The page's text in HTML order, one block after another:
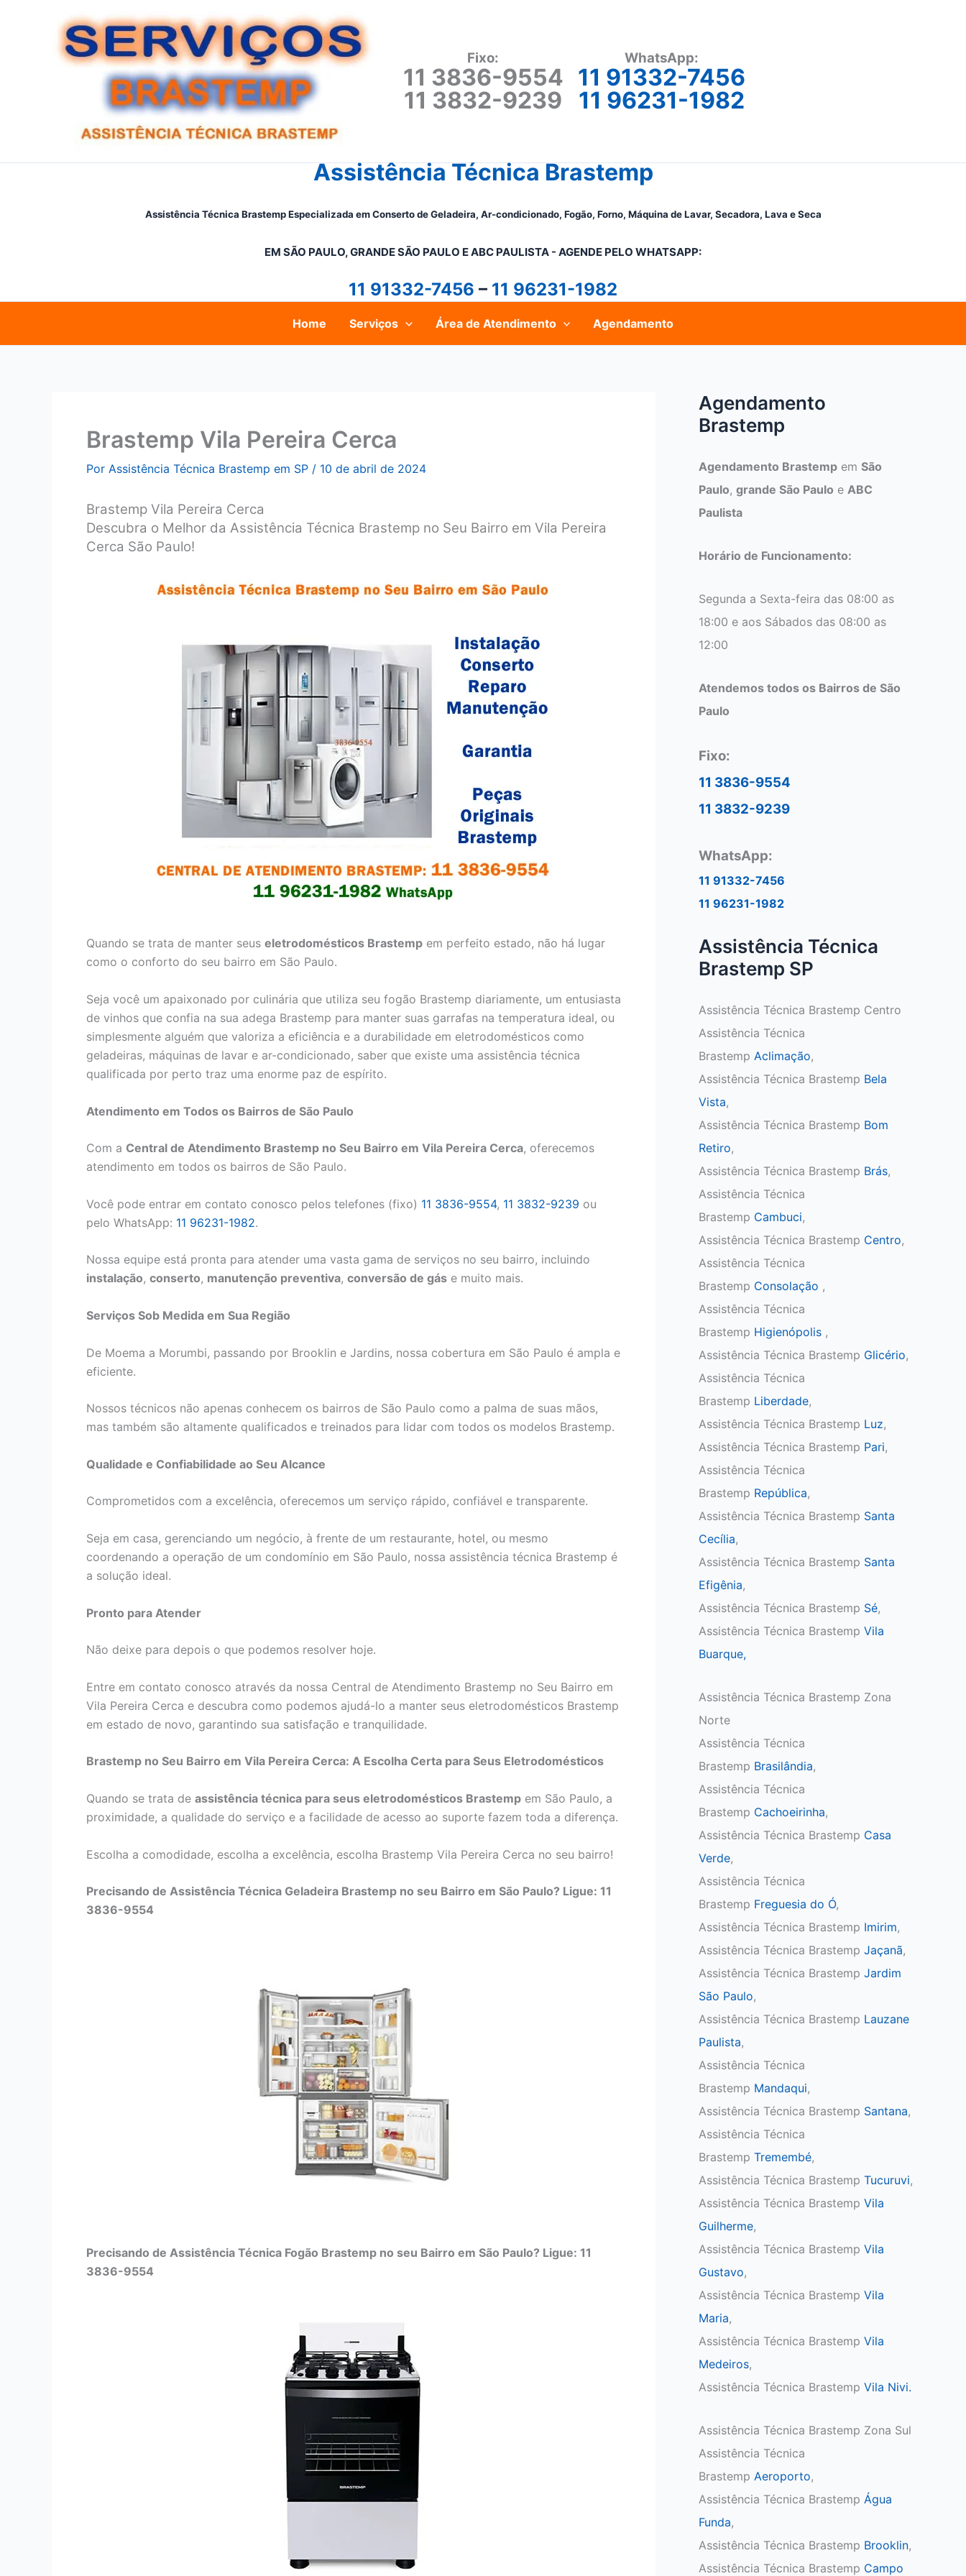
Fixo:
11 3836-9554
11 3832-9239
WhatsApp:
11 91332-7456
11 96231-1982
Assistência Técnica Brastemp
Assistência Técnica Brastemp Especializada em Conserto de Geladeira, Ar-condicionado, Fogão, Forno, Máquina de Lavar, Secadora, Lava e Seca
EM SÃO PAULO, GRANDE SÃO PAULO E ABC PAULISTA - AGENDE PELO WHATSAPP:
11 91332-7456 – 11 96231-1982
Home Serviços Área de Atendimento Agendamento
Brastemp Vila Pereira Cerca
Por Assistência Técnica Brastemp em SP / 10 de abril de 2024
Brastemp Vila Pereira Cerca
Descubra o Melhor da Assistência Técnica Brastemp no Seu Bairro em Vila Pereira
Cerca São Paulo!
Quando se trata de manter seus eletrodomésticos Brastemp em perfeito estado, não há lugar
como o conforto do seu bairro em São Paulo.
Seja você um apaixonado por culinária que utiliza seu fogão Brastemp diariamente, um entusiasta
de vinhos que confia na sua adega Brastemp para manter suas garrafas na temperatura ideal, ou
simplesmente alguém que valoriza a eficiência e a durabilidade em eletrodomésticos como
geladeiras, máquinas de lavar e ar-condicionado, saber que existe uma assistência técnica
qualificada por perto traz uma enorme paz de espírito.
Atendimento em Todos os Bairros de São Paulo
Com a Central de Atendimento Brastemp no Seu Bairro em Vila Pereira Cerca, oferecemos
atendimento em todos os bairros de São Paulo.
Você pode entrar em contato conosco pelos telefones (fixo) 11 3836-9554, 11 3832-9239 ou
pelo WhatsApp: 11 96231-1982.
Nossa equipe está pronta para atender uma vasta gama de serviços no seu bairro, incluindo
instalação, conserto, manutenção preventiva, conversão de gás e muito mais.
Serviços Sob Medida em Sua Região
De Moema a Morumbi, passando por Brooklin e Jardins, nossa cobertura em São Paulo é ampla e
eficiente.
Nossos técnicos não apenas conhecem os bairros de São Paulo como a palma de suas mãos,
mas também são altamente qualificados e treinados para lidar com todos os modelos Brastemp.
Qualidade e Confiabilidade ao Seu Alcance
Comprometidos com a excelência, oferecemos um serviço rápido, confiável e transparente.
Seja em casa, gerenciando um negócio, à frente de um restaurante, hotel, ou mesmo
coordenando a operação de um condomínio em São Paulo, nossa assistência técnica Brastemp é
a solução ideal.
Pronto para Atender
Não deixe para depois o que podemos resolver hoje.
Entre em contato conosco através da nossa Central de Atendimento Brastemp no Seu Bairro em
Vila Pereira Cerca e descubra como podemos ajudá-lo a manter seus eletrodomésticos Brastemp
em estado de novo, garantindo sua satisfação e tranquilidade.
Brastemp no Seu Bairro em Vila Pereira Cerca: A Escolha Certa para Seus Eletrodomésticos
Quando se trata de assistência técnica para seus eletrodomésticos Brastemp em São Paulo, a
proximidade, a qualidade do serviço e a facilidade de acesso ao suporte fazem toda a diferença.
Escolha a comodidade, escolha a excelência, escolha Brastemp Vila Pereira Cerca no seu bairro!
Precisando de Assistência Técnica Geladeira Brastemp no seu Bairro em São Paulo? Ligue: 11
3836-9554
Precisando de Assistência Técnica Fogão Brastemp no seu Bairro em São Paulo? Ligue: 11
3836-9554
Agendamento
Brastemp
Agendamento Brastemp em São
Paulo, grande São Paulo e ABC
Paulista
Horário de Funcionamento:
Segunda a Sexta-feira das 08:00 as
18:00 e aos Sábados das 08:00 as
12:00
Atendemos todos os Bairros de São
Paulo
Fixo:
11 3836-9554
11 3832-9239
WhatsApp:
11 91332-7456
11 96231-1982
Assistência Técnica
Brastemp SP
Assistência Técnica Brastemp Centro
Assistência Técnica
Brastemp Aclimação,
Assistência Técnica Brastemp Bela
Vista,
Assistência Técnica Brastemp Bom
Retiro,
Assistência Técnica Brastemp Brás,
Assistência Técnica
Brastemp Cambuci,
Assistência Técnica Brastemp Centro,
Assistência Técnica
Brastemp Consolação ,
Assistência Técnica
Brastemp Higienópolis ,
Assistência Técnica Brastemp Glicério,
Assistência Técnica
Brastemp Liberdade,
Assistência Técnica Brastemp Luz,
Assistência Técnica Brastemp Pari,
Assistência Técnica
Brastemp República,
Assistência Técnica Brastemp Santa
Cecília,
Assistência Técnica Brastemp Santa
Efigênia,
Assistência Técnica Brastemp Sé,
Assistência Técnica Brastemp Vila
Buarque,
Assistência Técnica Brastemp Zona
Norte
Assistência Técnica
Brastemp Brasilândia,
Assistência Técnica
Brastemp Cachoeirinha,
Assistência Técnica Brastemp Casa
Verde,
Assistência Técnica
Brastemp Freguesia do Ó,
Assistência Técnica Brastemp Imirim,
Assistência Técnica Brastemp Jaçanã,
Assistência Técnica Brastemp Jardim
São Paulo,
Assistência Técnica Brastemp Lauzane
Paulista,
Assistência Técnica
Brastemp Mandaqui,
Assistência Técnica Brastemp Santana,
Assistência Técnica
Brastemp Tremembé,
Assistência Técnica Brastemp Tucuruvi,
Assistência Técnica Brastemp Vila
Guilherme,
Assistência Técnica Brastemp Vila
Gustavo,
Assistência Técnica Brastemp Vila
Maria,
Assistência Técnica Brastemp Vila
Medeiros,
Assistência Técnica Brastemp Vila Nivi.
Assistência Técnica Brastemp Zona Sul
Assistência Técnica
Brastemp Aeroporto,
Assistência Técnica Brastemp Água
Funda,
Assistência Técnica Brastemp Brooklin,
Assistência Técnica Brastemp Campo